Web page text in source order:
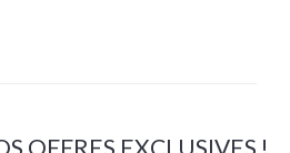
OFFRES EXCLUSIVES !